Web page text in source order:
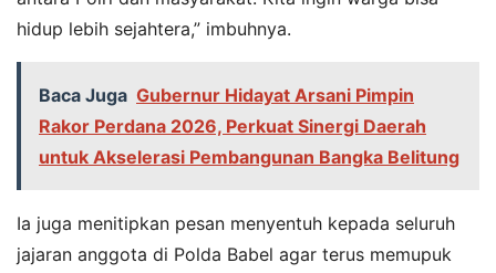
hidup lebih sejahtera,” imbuhnya.
Baca Juga Gubernur Hidayat Arsani Pimpin
Rakor Perdana 2026, Perkuat Sinergi Daerah
untuk Akselerasi Pembangunan Bangka Belitung
Ia juga menitipkan pesan menyentuh kepada seluruh
jajaran anggota di Polda Babel agar terus memupuk